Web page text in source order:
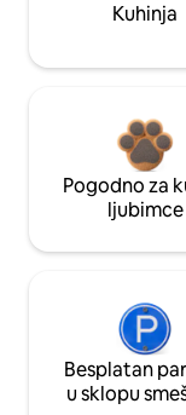
Kuhinja
Pogodno za
ljubimce
Besplatan
u sklopu